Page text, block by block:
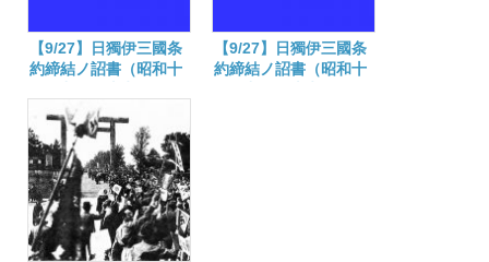
【9/27】日獨伊三國条
約締結ノ詔書（昭和十
【9/27】日獨伊三國条
約締結ノ詔書（昭和十